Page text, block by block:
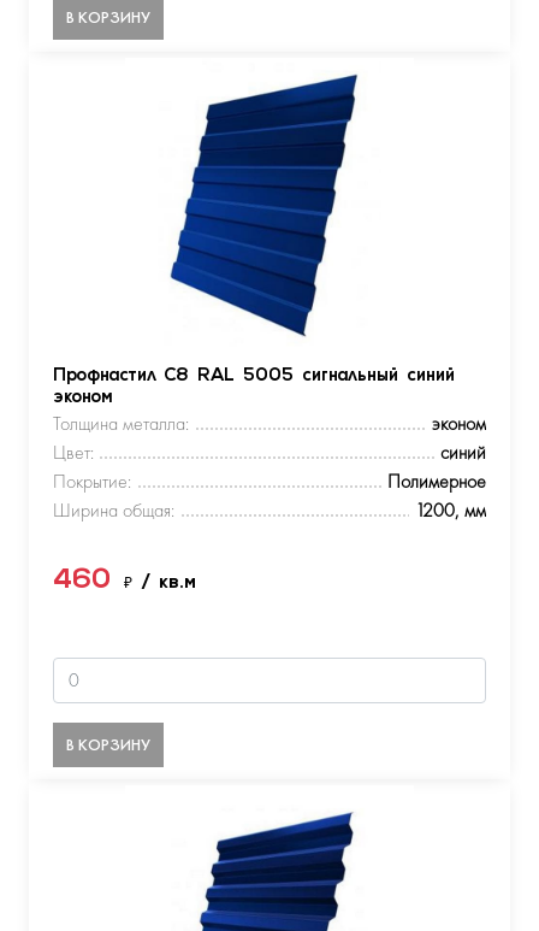
В КОРЗИНУ
Профнастил С8 RAL 5005 сигнальный синий
эконом
Толщина металла:
эконом
Цвет:
синий
Покрытие:
Полимерное
Ширина общая:
1200, мм
460 ₽ / кв.м
В КОРЗИНУ